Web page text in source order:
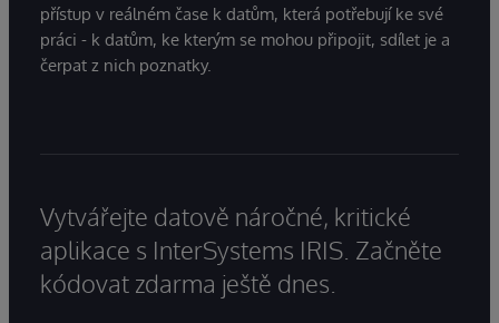
přístup v reálném čase k datům, která potřebují ke své
práci - k datům, ke kterým se mohou připojit, sdílet je a
čerpat z nich poznatky.
Vytvářejte datově náročné, kritické
aplikace s InterSystems IRIS. Začněte
kódovat zdarma ještě dnes.